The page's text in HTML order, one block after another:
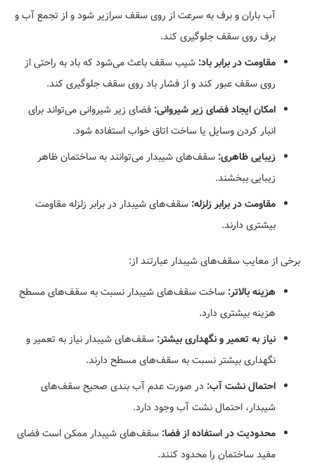
آب باران و برف به سرعت از روی سقف سرازیر شود و از تجمع آب و
برف روی سقف جلوگیری کند.
مقاومت در برابر باد: شیب سقف باعث می‌شود که باد به راحتی از
روی سقف عبور کند و از فشار باد روی سقف جلوگیری کند.
امکان ایجاد فضای زیر شیروانی: فضای زیر شیروانی می‌تواند برای
انبار کردن وسایل یا ساخت اتاق خواب استفاده شود.
زیبایی ظاهری: سقف‌های شیبدار می‌توانند به ساختمان ظاهر
زیبایی ببخشند.
مقاومت در برابر زلزله: سقف‌های شیبدار در برابر زلزله مقاومت
بیشتری دارند.
برخی از معایب سقف‌های شیبدار عبارتند از:
هزینه بالاتر: ساخت سقف‌های شیبدار نسبت به سقف‌های مسطح
هزینه بیشتری دارد.
نیاز به تعمیر و نگهداری بیشتر: سقف‌های شیبدار نیاز به تعمیر و
نگهداری بیشتر نسبت به سقف‌های مسطح دارند.
احتمال نشت آب: در صورت عدم آب بندی صحیح سقف‌های
شیبدار، احتمال نشت آب وجود دارد.
محدودیت در استفاده از فضا: سقف‌های شیبدار ممکن است فضای
مفید ساختمان را محدود کنند.